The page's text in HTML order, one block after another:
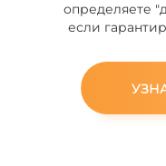
определяете
если